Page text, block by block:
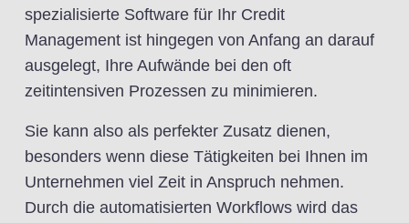
spezialisierte Software für Ihr Credit
Management ist hingegen von Anfang an darauf
ausgelegt, Ihre Aufwände bei den oft
zeitintensiven Prozessen zu minimieren.
Sie kann also als perfekter Zusatz dienen,
besonders wenn diese Tätigkeiten bei Ihnen im
Unternehmen viel Zeit in Anspruch nehmen.
Durch die automatisierten Workflows wird das